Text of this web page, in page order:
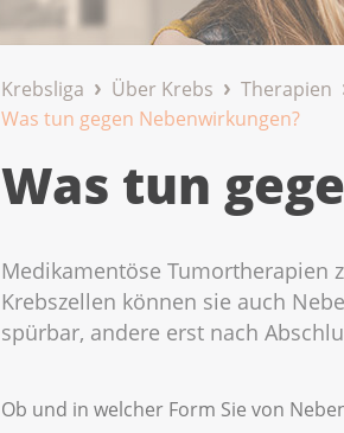
Krebsliga Über Krebs Therapien
Was tun gegen Nebenwirkungen?
Was tun
Medikamentöse Tumortherapien
Krebszellen können sie auch
spürbar, andere erst nach
Ob und in welcher Form Sie von